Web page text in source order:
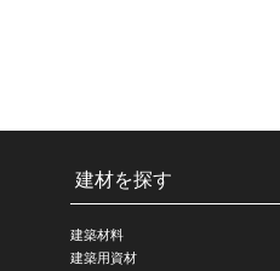
建材を探す
建築材料
建築用資材